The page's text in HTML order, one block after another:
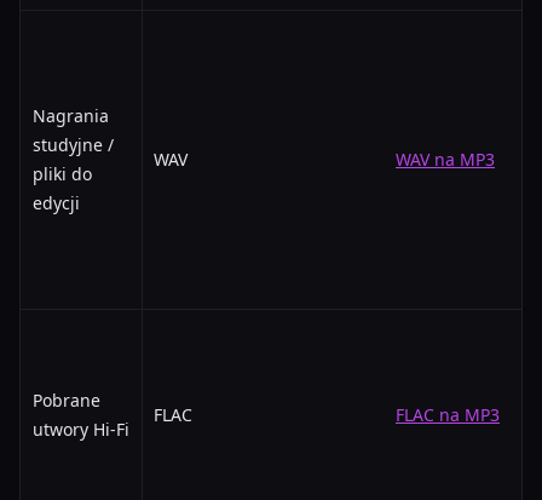
Nagrania
studyjne /
pliki do
edycji
WAV WAV na MP3
Pobrane
utwory Hi-Fi
FLAC FLAC na MP3